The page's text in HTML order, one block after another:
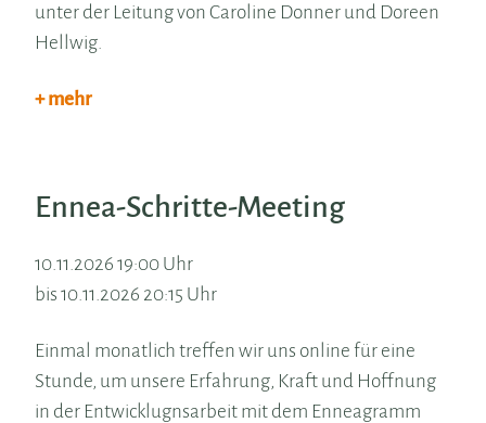
unter der Leitung von Caroline Donner und Doreen
Hellwig.
+ mehr
Ennea-Schritte-Meeting
10.11.2026 19:00 Uhr
bis 10.11.2026 20:15 Uhr
Einmal monatlich treffen wir uns online für eine
Stunde, um unsere Erfahrung, Kraft und Hoffnung
in der Entwicklugnsarbeit mit dem Enneagramm